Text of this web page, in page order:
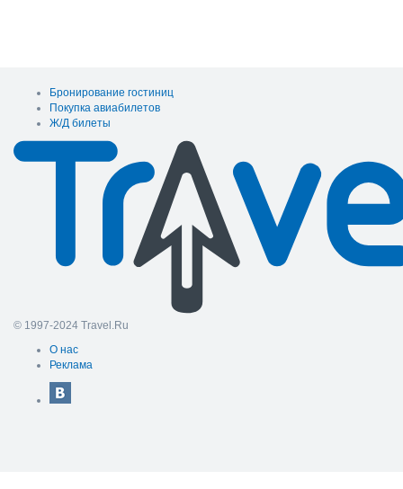
Бронирование гостиниц
Покупка авиабилетов
Ж/Д билеты
© 1997-2024 Travel.Ru
О нас
Реклама